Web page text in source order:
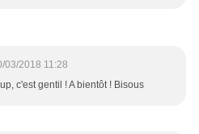
03/2018 11:28
c'est gentil ! A bientôt ! Bisous